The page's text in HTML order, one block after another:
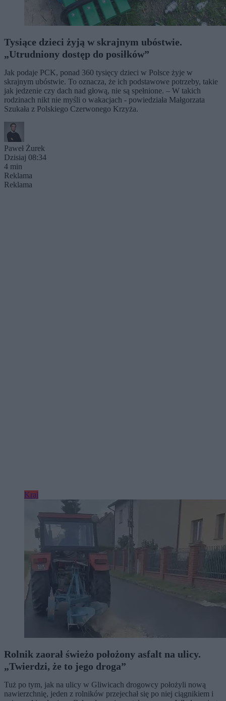
Tysiące dzieci żyją w skrajnym ubóstwie.
„Utrudniony dostęp do posiłków”
Jak podaje PCK, ponad 360 tysięcy dzieci w Polsce żyje w
skrajnym ubóstwie. To oznacza, że ich podstawowe potrzeby, takie
jak jedzenie czy dach nad głową, nie są spełnione. – W takich
rodzinach nikt nie myśli o wakacjach - powiedziała Małgorzata
Szukała z Polskiego Czerwonego Krzyża.
Paweł Żurek
Dzisiaj 08:34
4 min
Reklama
Reklama
Kraj
Rolnik zaorał świeżo położony asfalt na ulicy.
„Twierdzi, że to jego droga”
Tuż po tym, jak na ulicy w Gliwicach drogowcy położyli nową
nawierzchnię, jeden z rolników przejechał się po niej ciągnikiem i